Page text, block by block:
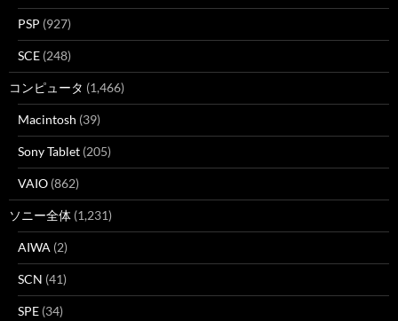
PSP (927)
SCE (248)
コンピュータ (1,466)
Macintosh (39)
Sony Tablet (205)
VAIO (862)
ソニー全体 (1,231)
AIWA (2)
SCN (41)
SPE (34)